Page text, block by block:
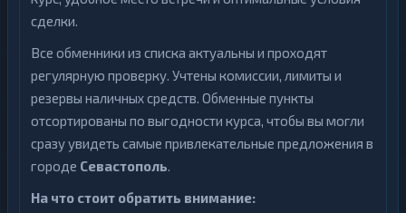
сделки.
Все обменники из списка актуальны и проходят
регулярную проверку. Учтены комиссии, лимиты и
резервы наличных средств. Обменные пункты
отсортированы по выгодности курса, чтобы вы могли
сразу увидеть самые привлекательные предложения в
городе Севастополь.
На что стоит обратить внимание: